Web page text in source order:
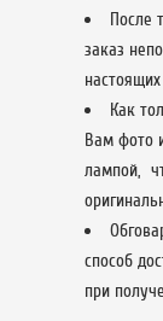
После
заказ
Как
Вам фото
лампой,
способ
при